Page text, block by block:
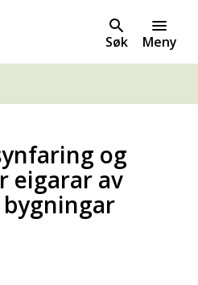
Søk Meny
og
eigarar av